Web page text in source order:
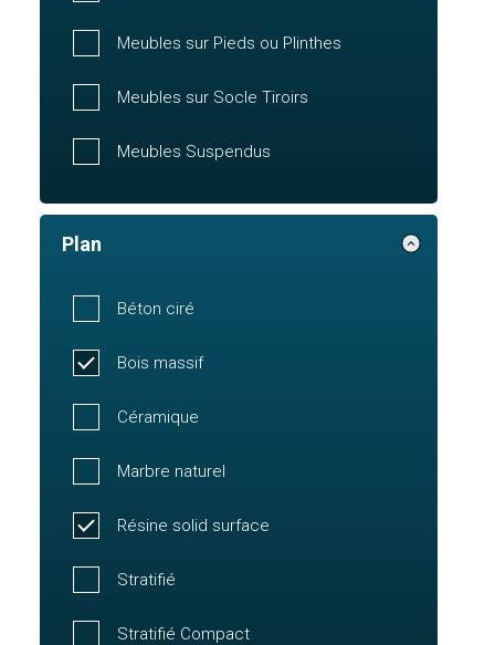
Meubles sur Pieds ou Plinthes
Meubles sur Socle Tiroirs
Meubles Suspendus
Plan
Béton ciré
Bois massif
Céramique
Marbre naturel
Résine solid surface
Stratifié
Stratifié Compact